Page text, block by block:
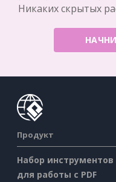
Никаких скрытых
Продукт
Набор инструментов
для работы с PDF